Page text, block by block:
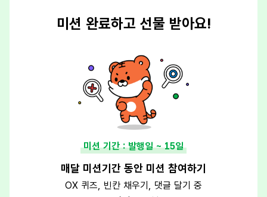
미션 완료하고 선물 받아요!
미션 기간 : 발행일 ~ 15일
매달 미션기간 동안 미션 참여하기
OX 퀴즈, 빈칸 채우기, 댓글 달기 중